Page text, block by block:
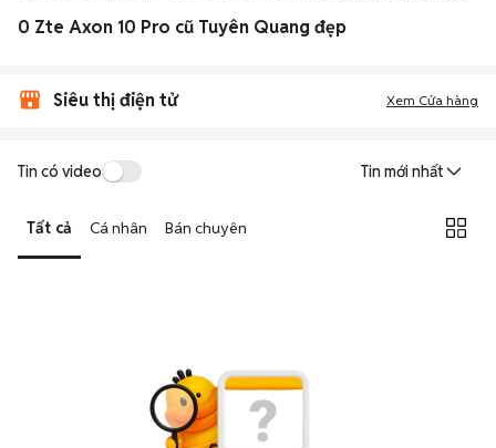
0 Zte Axon 10 Pro cũ Tuyên Quang đẹp
Siêu thị điện tử Xem Cửa hàng
Tin có video Tin mới nhất
Tất cả Cá nhân Bán chuyên